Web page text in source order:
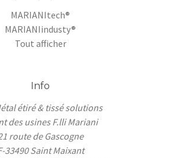
MARIANItech®
MARIANIindusty®
Tout afficher
Info
étiré & tissé solutions
des usines F.lli Mariani
route de Gascogne
33490 Saint Maixant